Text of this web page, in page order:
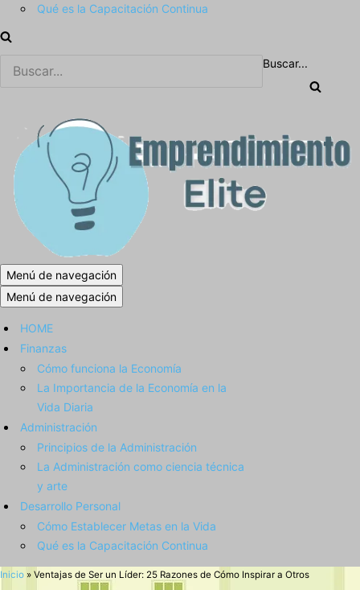
Qué es la Capacitación Continua
Buscar...
Menú de navegación
Menú de navegación
HOME
Finanzas
Cómo funciona la Economía
La Importancia de la Economía en la
Vida Diaria
Administración
Principios de la Administración
La Administración como ciencia técnica
y arte
Desarrollo Personal
Cómo Establecer Metas en la Vida
Qué es la Capacitación Continua
Inicio » Ventajas de Ser un Líder: 25 Razones de Cómo Inspirar a Otros